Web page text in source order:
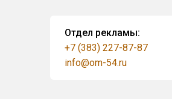
Отдел рекламы:
+7 (383) 227-87-87
info@om-54.ru